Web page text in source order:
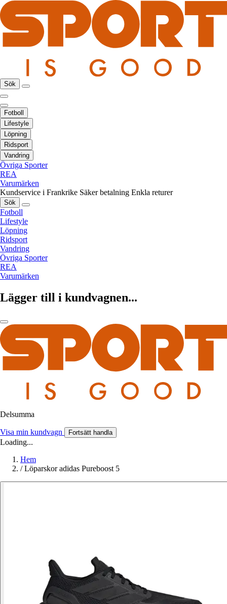
Sök
Fotboll
Lifestyle
Löpning
Ridsport
Vandring
Övriga Sporter
REA
Varumärken
Kundservice i Frankrike Säker betalning Enkla returer
Sök
Fotboll
Lifestyle
Löpning
Ridsport
Vandring
Övriga Sporter
REA
Varumärken
Lägger till i kundvagnen...
Delsumma
Visa min kundvagn Fortsätt handla
Loading...
Hem
/ Löparskor adidas Pureboost 5